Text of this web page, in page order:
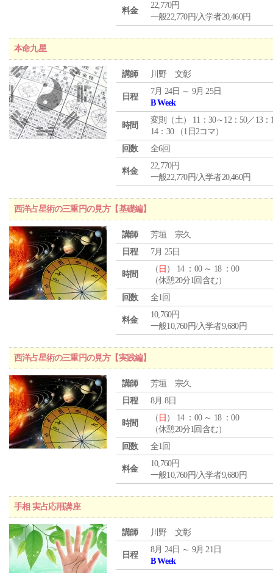
料金
22,770円
一般22,770円/入学者20,460円
本命九星
講師 川野 文彰
日程
7月 24日 ～ 9月 25日
B Week
時間
変則（土） 11：30～12：50／13：
14：30 （1日2コマ）
回数
全6回
料金
22,770円
一般22,770円/入学者20,460円
西洋占星術の三重円の見方【基礎編】
講師
芳垣 宗久
日程
7月 25日
時間
（ 日 ） 14 ：00 ～ 18 ：00
（休憩20分1回含む）
回数
全1回
料金
10,760円
一般10,760円/入学者9,680円
西洋占星術の三重円の見方【実践編】
講師
芳垣 宗久
日程
8月 8日
時間
（ 日 ） 14 ：00 ～ 18 ：00
（休憩20分1回含む）
回数
全1回
料金
10,760円
一般10,760円/入学者9,680円
手相 実占応用講座
講師 川野 文彰
日程
8月 24日 ～ 9月 21日
B Week